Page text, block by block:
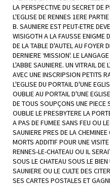
LA PERSPECTIVE DU SECRET DE
L'EGLISE DE RENNES 1ERE
B. SAUNIERE EST PEUT-ETRE
WISIGOTH A LA FAUSSE ENIGME
DE LA TABLE D'AUTEL AU FOYER
DERNIERE ‘MISSION'. LE
L'ABBE SAUNIERE. UN VITRAIL DE
AVEC UNE INSCRIPSION PETITS
L'EGLISE DU PORTAIL D'UNE
OUBLIE AU PORTAIL D'UNE
DE TOUS SOUPÇONS UNE PIECE
OUBLIE LE PRESBYTERE LA
A PAS DE FUMEE SANS FEU OU
SAUNIERE PRES DE LA
MORTS ADDITIF POUR UNE
RENNES-LE-CHATEAU OU IL
SOUS LE CHATEAU SOUS LE
SAUNIERE OU LE CULTE DES
SES CARTES POSTALES ET